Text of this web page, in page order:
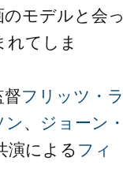
モデルと会っ
れてしま
督フリッツ・ラ
ン 、 ジョーン・
演による フィ